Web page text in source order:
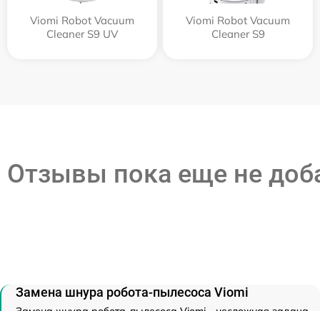
Viomi Robot Vacuum
Cleaner S9 UV
Viomi Robot Vacuum
Cleaner S9
Отзывы пока еще не
Замена шнура робота-пылесоса Viomi